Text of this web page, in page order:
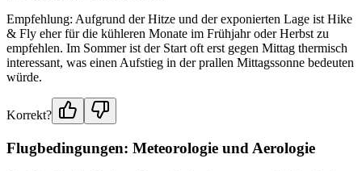
Empfehlung: Aufgrund der Hitze und der exponierten Lage ist Hike
& Fly eher für die kühleren Monate im Frühjahr oder Herbst zu
empfehlen. Im Sommer ist der Start oft erst gegen Mittag thermisch
interessant, was einen Aufstieg in der prallen Mittagssonne bedeuten
würde.
Korrekt?
Flugbedingungen: Meteorologie und Aerologie